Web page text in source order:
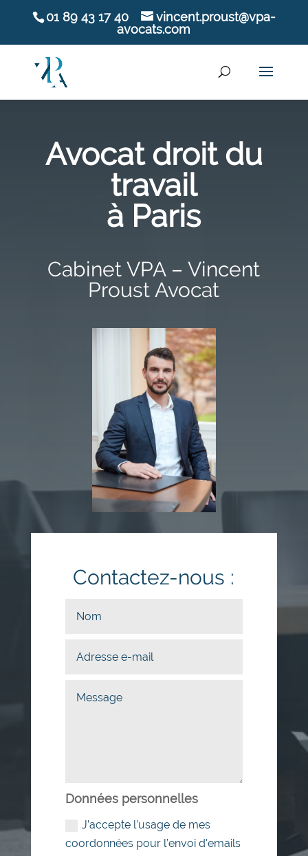
01 89 43 17 40
vincent.proust@vpa-
avocats.com
Avocat droit du
travail
à Paris
Cabinet VPA – Vincent
Proust Avocat
Contactez-nous :
Données personnelles
J’accepte l’usage de mes
coordonnées pour l’envoi d'emails